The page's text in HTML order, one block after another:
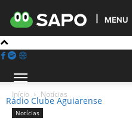
MENU
Rádio Clube Aguiarense
Início Notícias
Notícias